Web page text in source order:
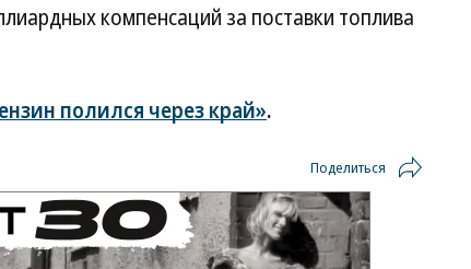
компенсаций за поставки топлива
полился через край».
Поделиться